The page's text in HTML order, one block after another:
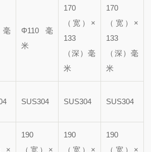
Φ110毫
米
170
（宽）×
133
（深）毫
米
170
（宽）×
133
（深）毫
米
SUS304 SUS304 SUS304
×
190
（宽）×
190
（宽）×
190
（宽）×